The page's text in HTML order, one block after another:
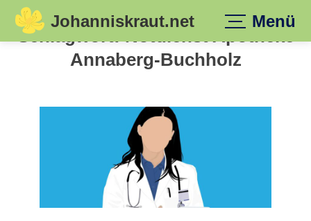
Skip
Johanniskraut.net Menü
Schlagwort:
Annaberg-Buchholz